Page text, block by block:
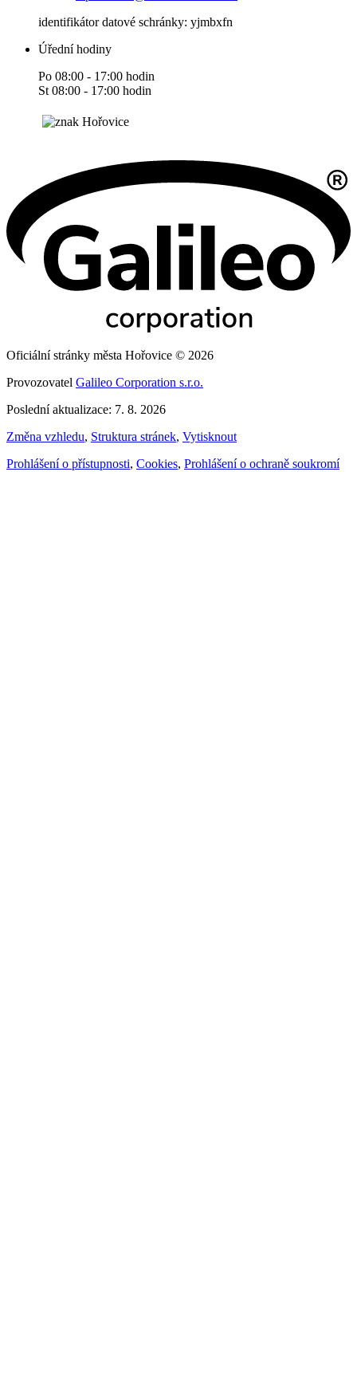
identifikátor datové schránky: yjmbxfn
Úřední hodiny
Po 08:00 - 17:00 hodin
St 08:00 - 17:00 hodin
Oficiální stránky města Hořovice © 2026
Provozovatel Galileo Corporation s.r.o.
Poslední aktualizace: 7. 8. 2026
Změna vzhledu, Struktura stránek, Vytisknout
Prohlášení o přístupnosti, Cookies, Prohlášení o ochraně soukromí